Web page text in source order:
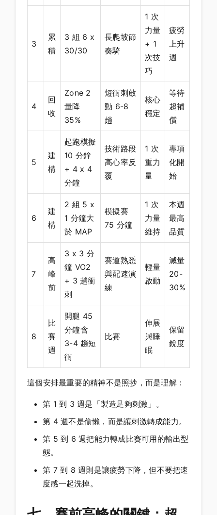
3
累
積
3 組 6 x
30/30
長爬坡節
奏騎
1 次
力量
+ 1
次技
巧
疲勞
上升
週
4
回
收
Zone 2
量降
35%
短衝刺啟
動 6-8
趟
核心
穩定
等待
超補
償
5
建
構
起跑模擬
10 分鐘
+ 4 x 4
分鐘
技術路段
高心率反
覆
1 次
重力
量
專項
化開
始
6
建
構
2 組 5 x
1 分鐘大
於 MAP
模擬賽
75 分鐘
1 次
力量
維持
本週
最高
品質
7
高
峰
前
3 x 3 分
鐘 VO2
+ 3 趟衝
刺
賽道熟悉
與配速演
練
輕量
啟動
減量
20-
30%
8
比
賽
週
開腿 45
分鐘含
3-4 趟短
衝
比賽
伸展
與睡
眠
保留
銳度
這個安排最重要的精神不是照抄，而是理解：
第 1 到 3 週是「製造足夠刺激」。
第 4 週不是偷懶，而是讓刺激轉成能力。
第 5 到 6 週把能力轉成比賽可用的輸出型
態。
第 7 到 8 週則是讓疲勞下降，但不要把速
度感一起洗掉。